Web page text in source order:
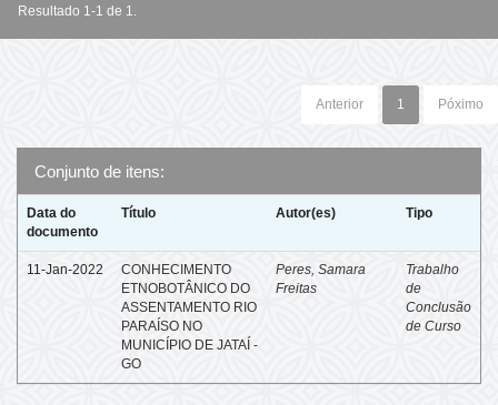
Resultado 1-1 de 1.
Anterior 1 Póximo
Conjunto de itens:
Data do
documento
Título Autor(es) Tipo
11-Jan-2022
CONHECIMENTO
ETNOBOTÂNICO DO
ASSENTAMENTO RIO
PARAÍSO NO
MUNICÍPIO DE JATAÍ -
GO
Peres, Samara
Freitas
Trabalho
de
Conclusão
de Curso